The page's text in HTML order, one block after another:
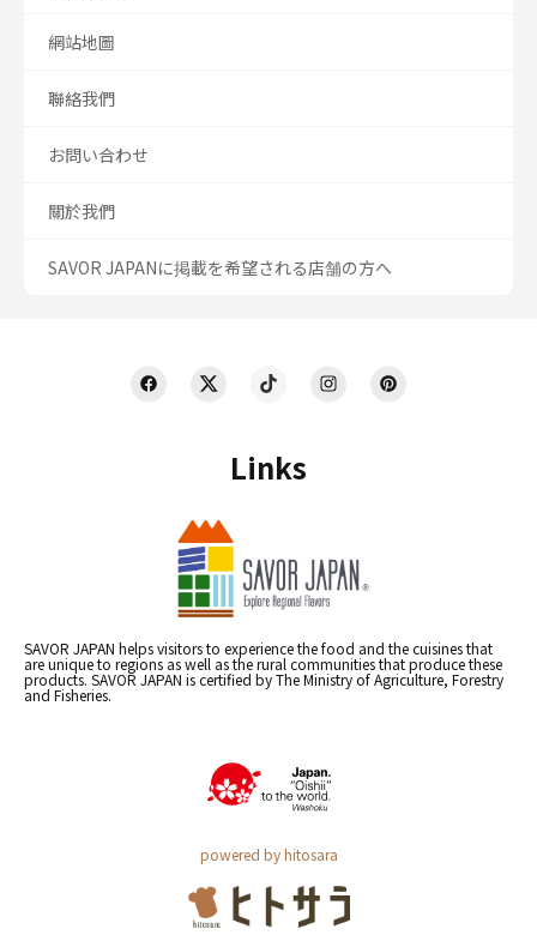
Links
SAVOR JAPAN helps visitors to experience the food and the cuisines that
are unique to regions as well as the rural communities that produce these
products. SAVOR JAPAN is certified by The Ministry of Agriculture, Forestry
and Fisheries.
powered by hitosara
網站地圖
聯絡我們
お問い合わせ
關於我們
SAVOR JAPANに掲載を希望される店舗の方へ